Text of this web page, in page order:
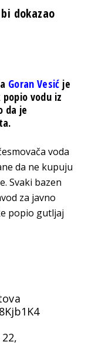
dokazao
Goran Vesić je
vodu iz
da je
voda
da ne kupuju
Svaki bazen
za javno
popio gutljaj
22,